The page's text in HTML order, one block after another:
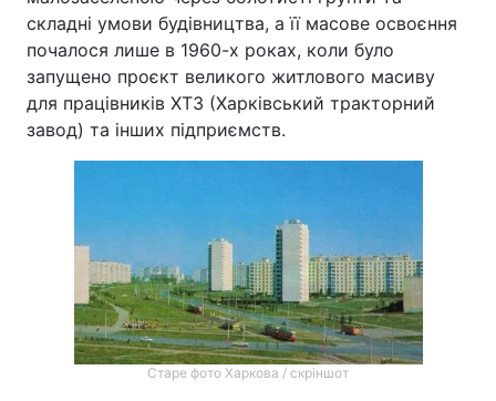
складні умови будівництва, а її масове освоєння
почалося лише в 1960-х роках, коли було
запущено проєкт великого житлового масиву
для працівників ХТЗ (Харківський тракторний
завод) та інших підприємств.
Старе фото Харкова / скріншот